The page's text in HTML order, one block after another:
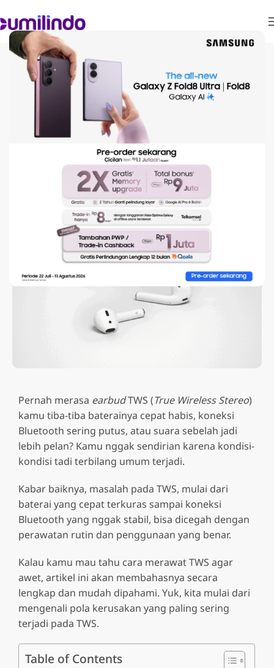
ARTIKEL
Cara Merawat TWS agar
Awet: Kenali Masalah
Umum dan Tips
Pencegahannya
On February 26, 2026
Pernah merasa earbudTWS (True Wireless Stereo)
kamu tiba-tiba baterainya cepat habis, koneksi
Bluetooth sering putus, atau suara sebelah jadi
lebih pelan? Kamu nggak sendirian karena kondisi-
kondisi tadi terbilang umum terjadi.
Kabar baiknya, masalah pada TWS, mulai dari
baterai yang cepat terkuras sampai koneksi
Bluetooth yang nggak stabil, bisa dicegah dengan
perawatan rutin dan penggunaan yang benar.
Kalau kamu mau tahu cara merawat TWS agar
awet, artikel ini akan membahasnya secara
lengkap dan mudah dipahami. Yuk, kita mulai dari
mengenali pola kerusakan yang paling sering
terjadi pada TWS.
Table of Contents